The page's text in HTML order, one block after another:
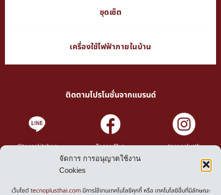
จัดการ การอนุญาตใช้งาน
Cookies
เว็บไซต์tecnoplusthai.comมีการใช้งานเทคโนโลยีคุกกี้ หรือ เทคโนโลยีอื่นที่มีลักษณะ
ชุดเซ็ต
เครื่องใช้ไฟฟ้าภายในบ้าน
ติดตามโปรโมชั่นจากแบรนด์
@tecnokitchen Tecno Plus tecnoplusth
Privacy Policy
Cookies Policy